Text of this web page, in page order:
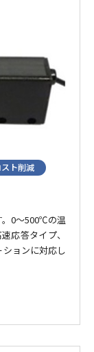
ト削減
。0～500℃の温
応答タイプ、
ョンに対応し